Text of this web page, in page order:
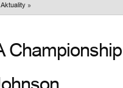
Aktuality »